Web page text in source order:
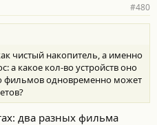
#480
чистый накопитель, а именно
а какое кол-во устройств оно
фильмов одновременно может
два разных фильма